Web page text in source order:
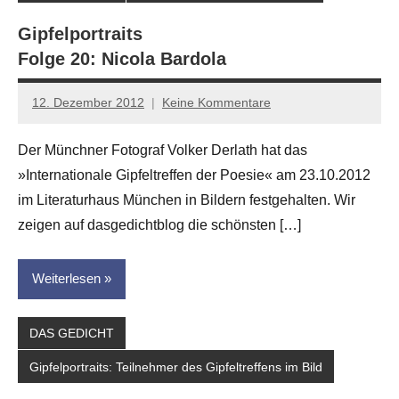
Gipfelportraits
Folge 20: Nicola Bardola
12. Dezember 2012
Anton
Leitner
Keine Kommentare
Der Münchner Fotograf Volker Derlath hat das
»Internationale Gipfeltreffen der Poesie« am 23.10.2012
im Literaturhaus München in Bildern festgehalten. Wir
zeigen auf dasgedichtblog die schönsten […]
Weiterlesen
DAS GEDICHT
Gipfelportraits: Teilnehmer des Gipfeltreffens im Bild